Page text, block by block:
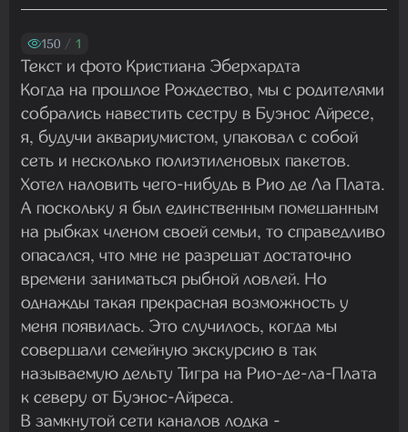
Madam
Madam
22.07.2026 19:16:45
Madam
19.07.2026 08:27:00
150 / 1
Текст и фото Кристиана Эберхардта
Когда на прошлое Рождество, мы с родителями
собрались навестить сестру в Буэнос Айресе,
я, будучи аквариумистом, упаковал с собой
сеть и несколько полиэтиленовых пакетов.
Хотел наловить чего-нибудь в Рио де Ла Плата.
А поскольку я был единственным помешанным
на рыбках членом своей семьи, то справедливо
опасался, что мне не разрешат достаточно
времени заниматься рыбной ловлей. Но
однажды такая прекрасная возможность у
меня появилась. Это случилось, когда мы
совершали семейную экскурсию в так
называемую дельту Тигра на Рио-де-ла-Плата
к северу от Буэнос-Айреса.
В замкнутой сети каналов лодка -